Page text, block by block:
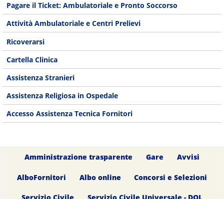
Pagare il Ticket: Ambulatoriale e Pronto Soccorso
Attività Ambulatoriale e Centri Prelievi
Ricoverarsi
Cartella Clinica
Assistenza Stranieri
Assistenza Religiosa in Ospedale
Accesso Assistenza Tecnica Fornitori
Amministrazione trasparente Gare Avvisi
AlboFornitori Albo online Concorsi e Selezioni